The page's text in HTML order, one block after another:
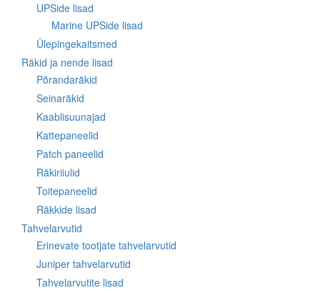
UPSide lisad
Marine UPSide lisad
Ülepingekaitsmed
Räkid ja nende lisad
Põrandaräkid
Seinaräkid
Kaablisuunajad
Kattepaneelid
Patch paneelid
Räkiriiulid
Toitepaneelid
Räkkide lisad
Tahvelarvutid
Erinevate tootjate tahvelarvutid
Juniper tahvelarvutid
Tahvelarvutite lisad